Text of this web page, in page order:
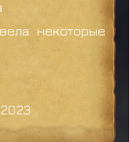
некоторые